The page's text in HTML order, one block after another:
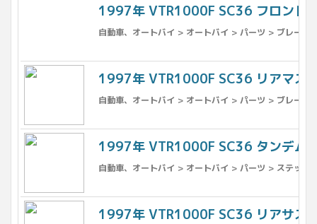
1997年 VTR1000F SC36 フロント
自動車、オートバイ > オートバイ > パーツ > ブレーキ
1997年 VTR1000F SC36 リアマス
自動車、オートバイ > オートバイ > パーツ > ブレーキ
1997年 VTR1000F SC36 タンデム
自動車、オートバイ > オートバイ > パーツ > ステップ
1997年 VTR1000F SC36 リアサス